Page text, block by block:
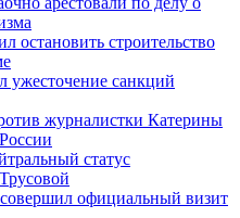
строительство
санкций
журналистки Катерины
статус
официальный визит